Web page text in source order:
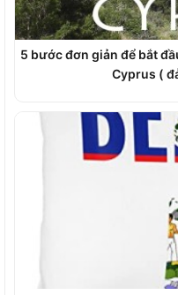
5 bước đơn giản để bắt
Cyprus (